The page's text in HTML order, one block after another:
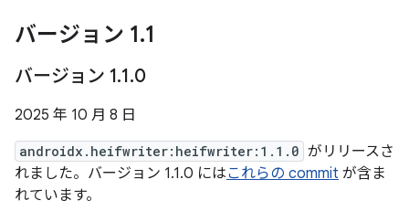
バージョン 1.1
バージョン 1.1.0
2025 年 10 月 8 日
androidx.heifwriter:heifwriter:1.1.0 がリリースさ
れました。バージョン 1.1.0 にはこれらの commit が含ま
れています。